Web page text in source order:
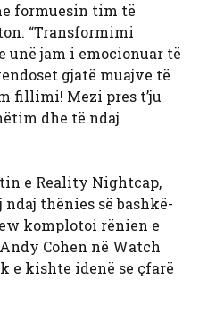
formuesin tim të
“Transformimi
unë jam i emocionuar të
gjatë muajve të
fillimi! Mezi pres t’ju
dhe të ndaj
e Reality Nightcap,
thënies së bashkë-
komplotoi rënien e
Cohen në Watch
e kishte idenë se çfarë